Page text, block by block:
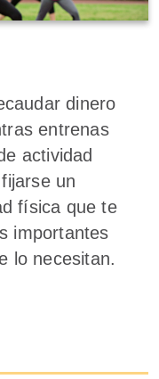
dinero
entrenas
actividad
un
física que te
importantes
lo necesitan.